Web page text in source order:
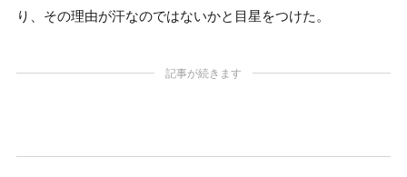
り、その理由が汗なのではないかと目星をつけた。
記事が続きます